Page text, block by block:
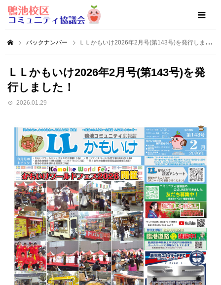
バックナンバー ＬＬかもいけ2026年2月号(第143号)を発行しました！
ＬＬかもいけ2026年2月号(第143号)を発
行しました！
2026.01.29